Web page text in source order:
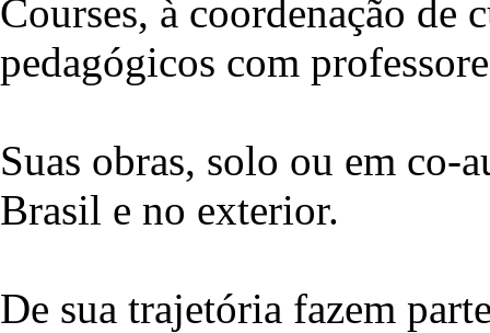
Courses, à coordenação de
pedagógicos com
Suas obras, solo ou em co-
Brasil e no exterior.
De sua trajetória fazem